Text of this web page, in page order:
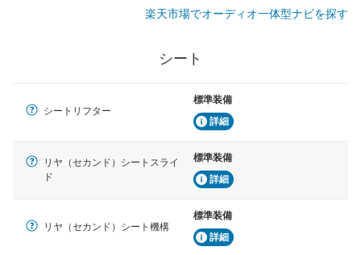
楽天市場でオーディオ一体型ナビを探す
シート
シートリフター
標準装備
詳細
リヤ（セカンド）シートスライ
ド
標準装備
詳細
リヤ（セカンド）シート機構
標準装備
詳細